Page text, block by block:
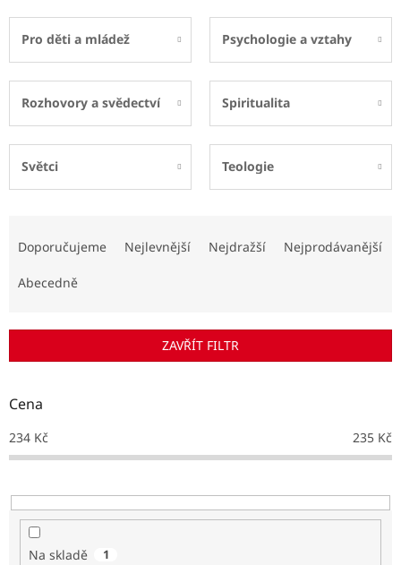
Pro děti a mládež Psychologie a vztahy
Rozhovory a svědectví Spiritualita
Světci Teologie
r
d
k
t
Doporučujeme Nejlevnější Nejdražší Nejprodávanější
Abecedně
ZAVŘÍT FILTR
Cena
234 Kč 235 Kč
Na skladě 1